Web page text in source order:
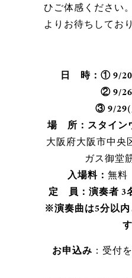
ひご体感ください
よりお待ちしてお
日 時：① 9/
② 9/26(金)
③ 9/29(
場 所：スタイン
大阪府大阪市中央
ガス御堂
入場料： 無料
定 員：演奏者 3
※演奏曲は5分以内
す
お申込み ：受付